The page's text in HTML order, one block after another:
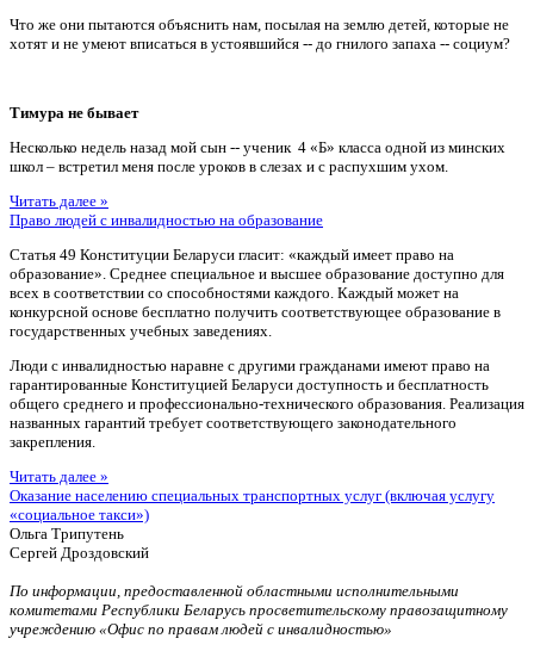
Что же они пытаются объяснить нам, посылая на землю детей, которые не
хотят и не умеют вписаться в устоявшийся -- до гнилого запаха -- социум?
Тимура не бывает
Несколько недель назад мой сын -- ученик 4 «Б» класса одной из минских
школ – встретил меня после уроков в слезах и с распухшим ухом.
Читать далее »
Право людей с инвалидностью на образование
Статья 49 Конституции Беларуси гласит: «каждый имеет право на
образование». Среднее специальное и высшее образование доступно для
всех в соответствии со способностями каждого. Каждый может на
конкурсной основе бесплатно получить соответствующее образование в
государственных учебных заведениях.
Люди с инвалидностью наравне с другими гражданами имеют право на
гарантированные Конституцией Беларуси доступность и бесплатность
общего среднего и профессионально-технического образования. Реализация
названных гарантий требует соответствующего законодательного
закрепления.
Читать далее »
Оказание населению специальных транспортных услуг (включая услугу
«социальное такси»)
Ольга Трипутень
Сергей Дроздовский
По информации, предоставленной областными исполнительными
комитетами Республики Беларусь просветительскому правозащитному
учреждению «Офис по правам людей с инвалидностью»